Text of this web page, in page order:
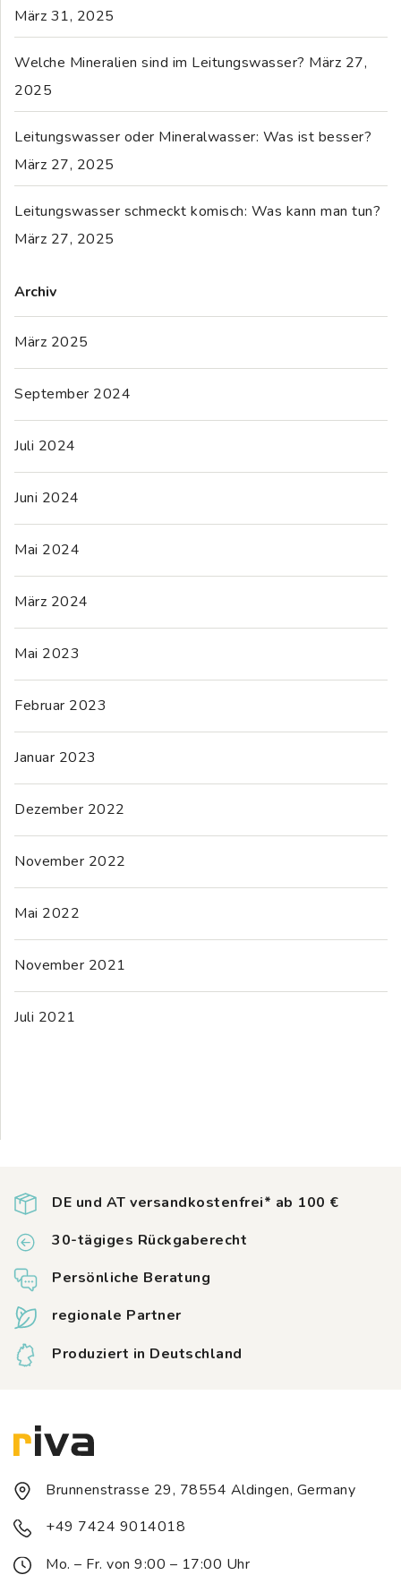
März 31, 2025
Welche Mineralien sind im Leitungswasser? März 27,
2025
Leitungswasser oder Mineralwasser: Was ist besser?
März 27, 2025
Leitungswasser schmeckt komisch: Was kann man tun?
März 27, 2025
Archiv
März 2025
September 2024
Juli 2024
Juni 2024
Mai 2024
März 2024
Mai 2023
Februar 2023
Januar 2023
Dezember 2022
November 2022
Mai 2022
November 2021
Juli 2021
DE und AT versandkostenfrei* ab 100 €
30-tägiges Rückgaberecht
Persönliche Beratung
regionale Partner
Produziert in Deutschland
Brunnenstrasse 29, 78554 Aldingen, Germany
+49 7424 9014018
Mo. – Fr. von 9:00 – 17:00 Uhr